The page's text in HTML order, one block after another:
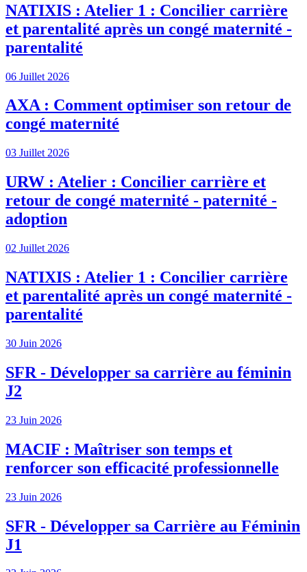
NATIXIS : Atelier 1 : Concilier carrière
et parentalité après un congé maternité -
parentalité
06 Juillet 2026
AXA : Comment optimiser son retour de
congé maternité
03 Juillet 2026
URW : Atelier : Concilier carrière et
retour de congé maternité - paternité -
adoption
02 Juillet 2026
NATIXIS : Atelier 1 : Concilier carrière
et parentalité après un congé maternité -
parentalité
30 Juin 2026
SFR - Développer sa carrière au féminin
J2
23 Juin 2026
MACIF : Maîtriser son temps et
renforcer son efficacité professionnelle
23 Juin 2026
SFR - Développer sa Carrière au Féminin
J1